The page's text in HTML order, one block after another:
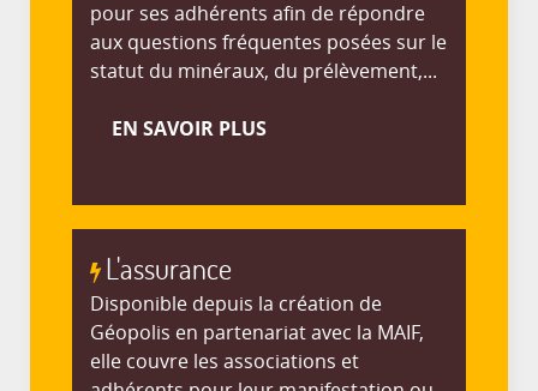
pour ses adhérents afin de répondre
aux questions fréquentes posées sur le
statut du minéraux, du prélèvement,...
EN SAVOIR PLUS
L'assurance
Disponible depuis la création de
Géopolis en partenariat avec la MAIF,
elle couvre les associations et